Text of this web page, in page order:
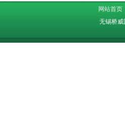
网站首页
无锡桥威